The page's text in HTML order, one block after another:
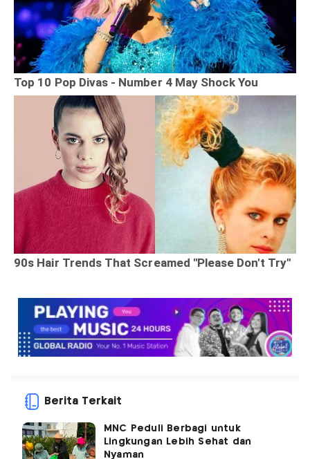
Berita Terkait
MNC Peduli Berbagi untuk
Lingkungan Lebih Sehat dan
Nyaman